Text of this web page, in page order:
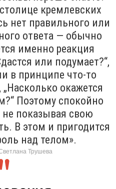
кремлевских
нет правильного или
ответа — обычно
именно реакция
или подумает?“,
в принципе что-то
„Насколько окажется
Поэтому спокойно
не показывая свою
В этом и пригодится
над телом».
Трушева